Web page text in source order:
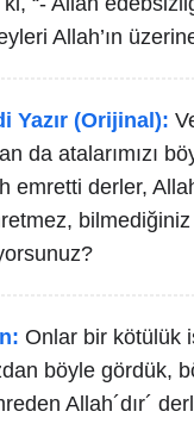
Allah’ın
Yazır (Orijinal):
da atalarımızı
emretti derler,
bilmediğiniz
Onlar bir kötülük
böyle gördük,
Allah´dır´